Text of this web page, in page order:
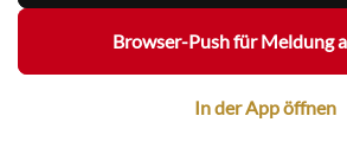
Browser-Push für Meldung
In der App öffnen